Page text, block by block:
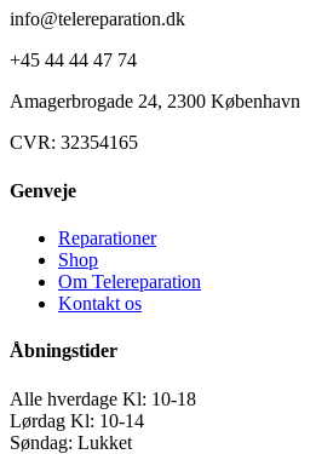
info@telereparation.dk
+45 44 44 47 74
Amagerbrogade 24, 2300 København
CVR: 32354165
Genveje
Reparationer
Shop
Om Telereparation
Kontakt os
Åbningstider
Alle hverdage Kl: 10-18
Lørdag Kl: 10-14
Søndag: Lukket